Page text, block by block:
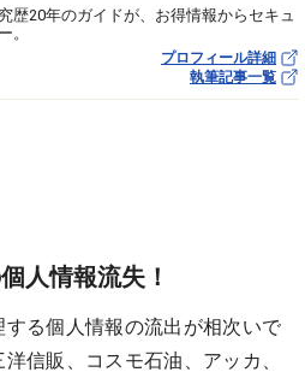
歴20年のガイドが、お得情報からセキュ
。
プロフィール詳細
執筆記事一覧
人情報流失！
る個人情報の流出が相次いで
信販、コスモ石油、アッカ、